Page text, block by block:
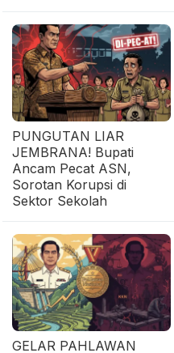
PUNGUTAN LIAR
JEMBRANA! Bupati
Ancam Pecat ASN,
Sorotan Korupsi di
Sektor Sekolah
GELAR PAHLAWAN